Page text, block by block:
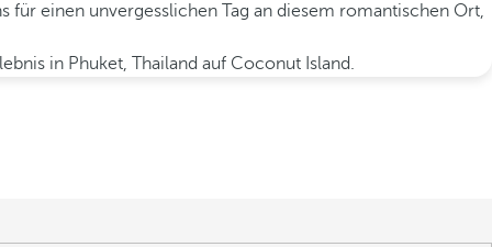
einen unvergesslichen Tag an diesem romantischen Ort,
in Phuket, Thailand auf Coconut Island.